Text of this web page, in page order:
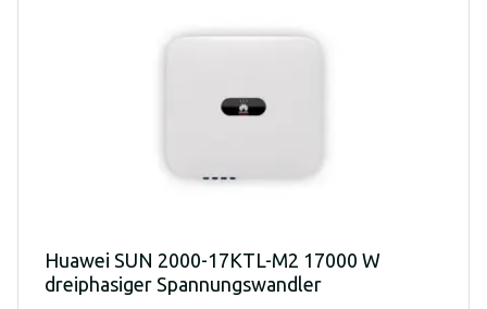
Huawei SUN 2000-17KTL-M2 17000 W
dreiphasiger Spannungswandler